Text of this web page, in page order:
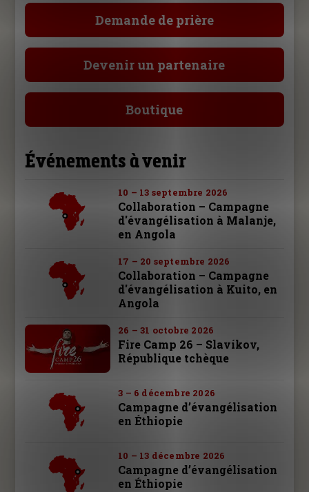
Demande de prière
Devenir un partenaire
Boutique
Événements à venir
10 – 13 septembre 2026
Collaboration – Campagne
d'évangélisation à Malanje,
en Angola
17 – 20 septembre 2026
Collaboration – Campagne
d'évangélisation à Kuito, en
Angola
26 – 31 octobre 2026
Fire Camp 26 – Slavíkov,
République tchèque
3 – 6 décembre 2026
Campagne d’évangélisation
en Éthiopie
10 – 13 décembre 2026
Campagne d’évangélisation
en Éthiopie